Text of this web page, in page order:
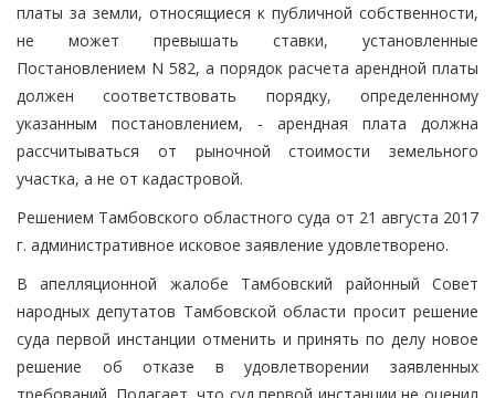
платы за земли, относящиеся к публичной собственности,
не может превышать ставки, установленные
Постановлением N 582, а порядок расчета арендной платы
должен соответствовать порядку, определенному
указанным постановлением, - арендная плата должна
рассчитываться от рыночной стоимости земельного
участка, а не от кадастровой.
Решением Тамбовского областного суда от 21 августа 2017
г. административное исковое заявление удовлетворено.
В апелляционной жалобе Тамбовский районный Совет
народных депутатов Тамбовской области просит решение
суда первой инстанции отменить и принять по делу новое
решение об отказе в удовлетворении заявленных